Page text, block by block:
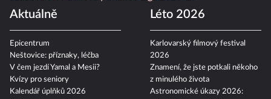
Aktuálně
Epicentrum
Neštovice: příznaky, léčba
V čem jezdí Yamal a Mesii?
Kvízy pro seniory
Kalendář úplňků 2026
Léto 2026
Karlovarský filmový festival
2026
Znamení, že jste potkali někoho
z minulého života
Astronomické úkazy 2026: